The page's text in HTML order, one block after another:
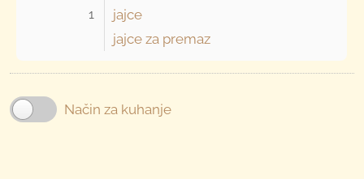
1
jajce
jajce za premaz
Način za kuhanje